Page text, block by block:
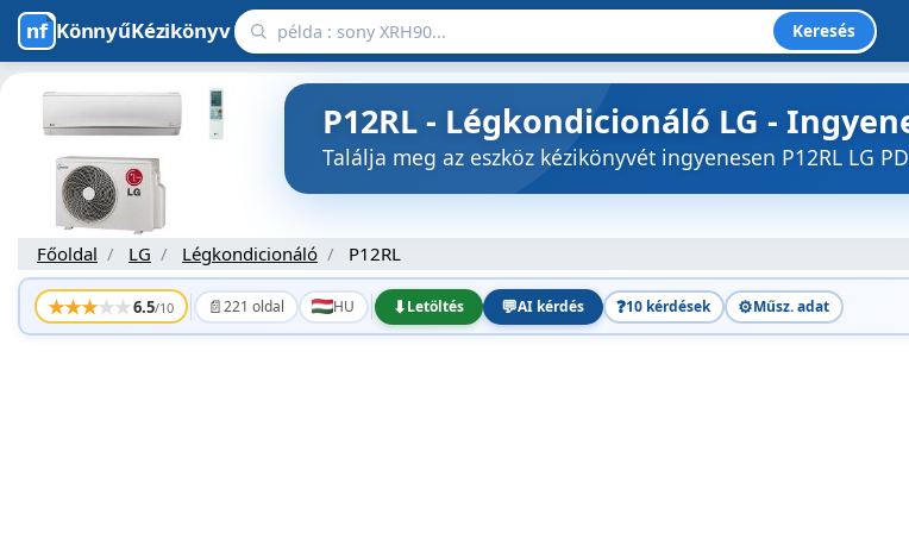
KönnyűKézikönyv Keresés
P12RL - Légkondicionáló LG -
Találja meg az eszköz kézikönyvét ingyenesen P12RL LG
Főoldal LG Légkondicionáló P12RL
★★★★★6.5/10 📄221 oldal HU ⬇Letöltés 💬AI kérdés ❓10 kérdések ⚙️Műsz. adat